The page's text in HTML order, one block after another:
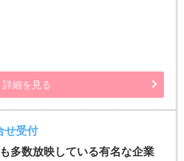
詳細を見る
せ受付
多数放映している有名な企業